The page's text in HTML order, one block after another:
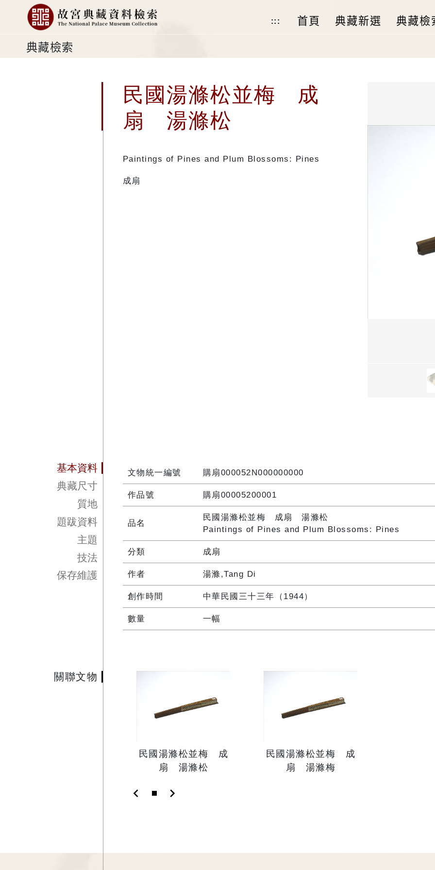
::: 首頁 典藏新選 典藏檢
典藏檢索
民國湯滌松並梅 成
扇 湯滌松
Paintings of Pines and Plum Blossoms: Pines
成扇
基本資料
典藏尺寸
質地
題跋資料
主題
技法
保存維護
文物統一編號 購扇000052N000000000
作品號 購扇00005200001
品名
民國湯滌松並梅 成扇 湯滌松
Paintings of Pines and Plum Blossoms: Pines
分類 成扇
作者 湯滌,Tang Di
創作時間 中華民國三十三年（1944）
數量 一幅
關聯文物
民國湯滌松並梅 成
扇 湯滌松
民國湯滌松並梅 成
扇 湯滌梅
chevron_left chevron_right